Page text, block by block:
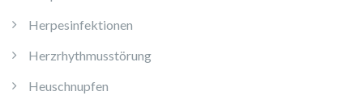
Herpesinfektionen
Herzrhythmusstörung
Heuschnupfen